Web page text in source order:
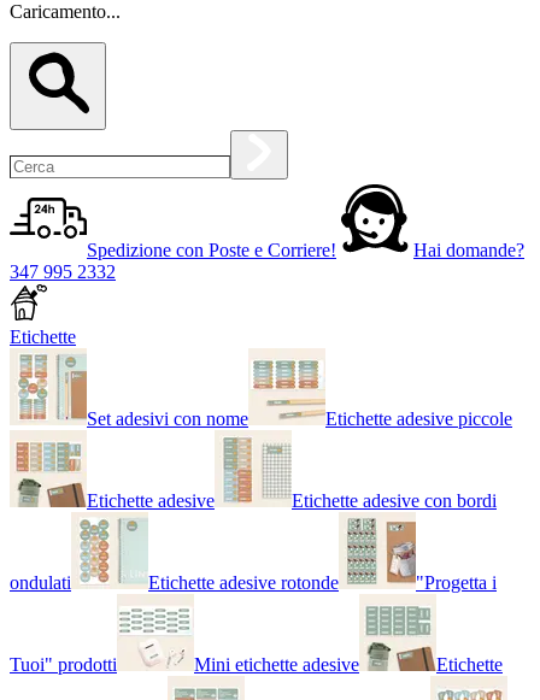
Caricamento...
Spedizione con Poste e Corriere!
Hai domande?
347 995 2332
Etichette
Set adesivi con nome Etichette adesive piccole
Etichette adesive Etichette adesive con bordi
ondulati Etichette adesive rotonde "Progetta i
Tuoi" prodotti Mini etichette adesive Etichette